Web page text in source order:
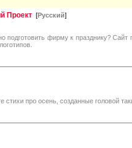
Проект [Русский]
подготовить фирму к празднику? Сайт
про осень, созданные головой